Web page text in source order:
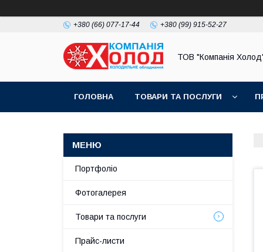
+380 (66) 077-17-44 +380 (99) 915-52-27
ТОВ "Компанія
ГОЛОВНА ТОВАРИ ТА ПОСЛУГИ
Портфоліо
Фотогалерея
Товари та послуги
Прайс-листи